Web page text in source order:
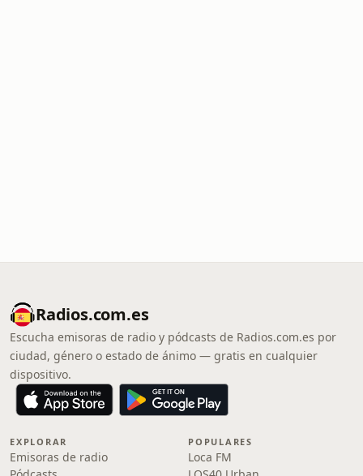
Radios.com.es
Escucha emisoras de radio y pódcasts de Radios.com.es por
ciudad, género o estado de ánimo — gratis en cualquier
dispositivo.
EXPLORAR
Emisoras de radio
POPULARES
Loca FM